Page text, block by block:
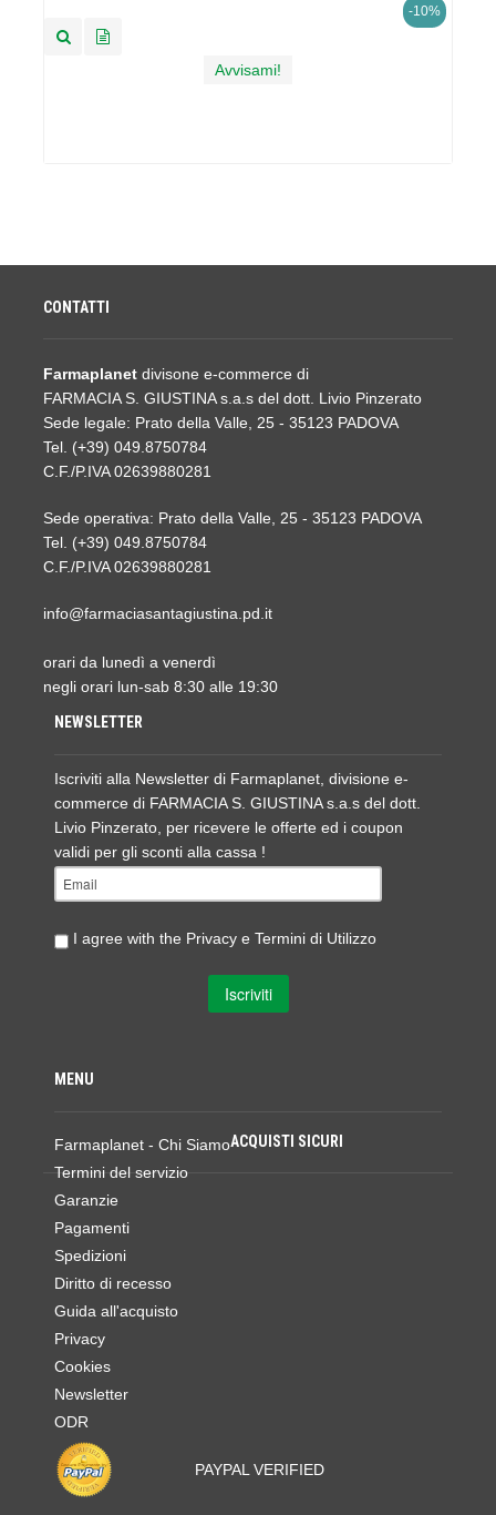
-10%
Avvisami!
CONTATTI
Farmaplanet divisone e-commerce di
FARMACIA S. GIUSTINA s.a.s del dott. Livio Pinzerato
Sede legale: Prato della Valle, 25 - 35123 PADOVA
Tel. (+39) 049.8750784
C.F./P.IVA 02639880281
Sede operativa: Prato della Valle, 25 - 35123 PADOVA
Tel. (+39) 049.8750784
C.F./P.IVA 02639880281
info@farmaciasantagiustina.pd.it
orari da lunedì a venerdì
negli orari lun-sab 8:30 alle 19:30
NEWSLETTER
Iscriviti alla Newsletter di Farmaplanet, divisione e-
commerce di FARMACIA S. GIUSTINA s.a.s del dott.
Livio Pinzerato, per ricevere le offerte ed i coupon
validi per gli sconti alla cassa !
I agree with the Privacy e Termini di Utilizzo
MENU
Farmaplanet - Chi Siamo
Termini del servizio
Garanzie
Pagamenti
Spedizioni
Diritto di recesso
Guida all'acquisto
Privacy
Cookies
Newsletter
ODR
ACQUISTI SICURI
PAYPAL VERIFIED